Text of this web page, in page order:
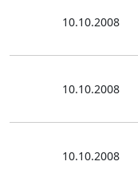
10.10.2008
10.10.2008
10.10.2008